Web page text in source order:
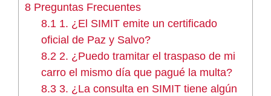
8 Preguntas Frecuentes
8.1 1. ¿El SIMIT emite un certificado
oficial de Paz y Salvo?
8.2 2. ¿Puedo tramitar el traspaso de mi
carro el mismo día que pagué la multa?
8.3 3. ¿La consulta en SIMIT tiene algún